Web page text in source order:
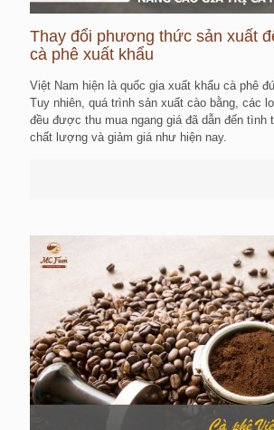
Thay đổi phương thức sản xuất
cà phê xuất khẩu
Việt Nam hiện là quốc gia xuất khẩu cà phê
Tuy nhiên, quá trình sản xuất cào bằng, các
đều được thu mua ngang giá đã dẫn đến tình
chất lượng và giảm giá như hiện nay.